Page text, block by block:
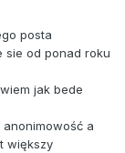
posta
sie od ponad roku
jak bede
a
większy